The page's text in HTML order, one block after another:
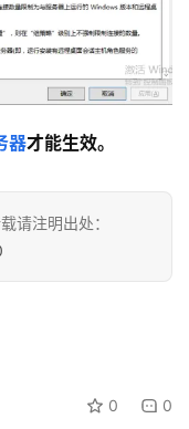
器才能生效。
请注明出处：
0 0